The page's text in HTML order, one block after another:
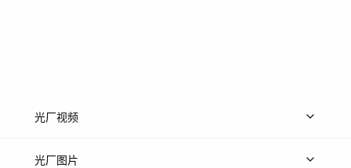
光厂视频
上传视频
光厂图片